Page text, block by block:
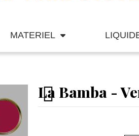
MATERIEL
La Bamba -